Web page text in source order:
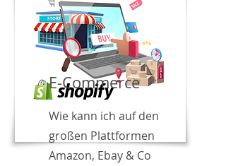
E-Commerce
Wie kann ich auf den
großen Plattformen
Amazon, Ebay & Co